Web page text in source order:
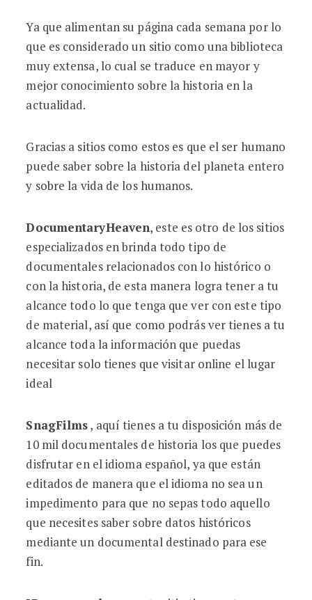
Ya que alimentan su página cada semana por lo
que es considerado un sitio como una biblioteca
muy extensa, lo cual se traduce en mayor y
mejor conocimiento sobre la historia en la
actualidad.
Gracias a sitios como estos es que el ser humano
puede saber sobre la historia del planeta entero
y sobre la vida de los humanos.
DocumentaryHeaven, este es otro de los sitios
especializados en brinda todo tipo de
documentales relacionados con lo histórico o
con la historia, de esta manera logra tener a tu
alcance todo lo que tenga que ver con este tipo
de material, así que como podrás ver tienes a tu
alcance toda la información que puedas
necesitar solo tienes que visitar online el lugar
ideal
SnagFilms, aquí tienes a tu disposición más de
10 mil documentales de historia los que puedes
disfrutar en el idioma español, ya que están
editados de manera que el idioma no sea un
impedimento para que no sepas todo aquello
que necesites saber sobre datos históricos
mediante un documental destinado para ese
fin.